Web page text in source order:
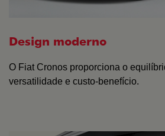
Design moderno
O Fiat Cronos proporciona o
versatilidade e custo-benefício.